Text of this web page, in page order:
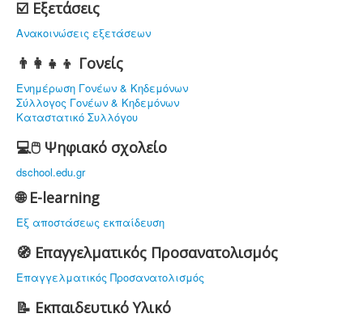
☑️ Εξετάσεις
Ανακοινώσεις εξετάσεων
👨‍👩‍👧‍👦 Γονείς
Ενημέρωση Γονέων & Κηδεμόνων
Σύλλογος Γονέων & Κηδεμόνων
Καταστατικό Συλλόγου
💻🖱️ Ψηφιακό σχολείο
dschool.edu.gr
🌐 E-learning
Εξ αποστάσεως εκπαίδευση
🧭 Επαγγελματικός Προσανατολισμός
Επαγγελματικός Προσανατολισμός
📝 Εκπαιδευτικό Υλικό